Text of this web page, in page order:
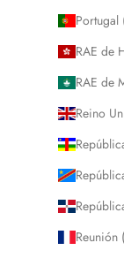
Portugal
RAE de
RAE de
Reino
Reunión